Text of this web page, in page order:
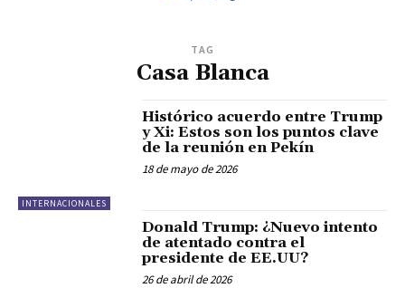
TAG
Casa Blanca
INTERNACIONALES
Histórico acuerdo entre Trump
y Xi: Estos son los puntos clave
de la reunión en Pekín
18 de mayo de 2026
Donald Trump: ¿Nuevo intento
de atentado contra el
presidente de EE.UU?
26 de abril de 2026